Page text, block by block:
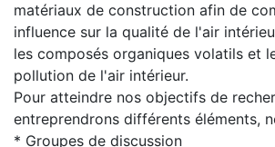
matériaux de construction afin de
influence sur la qualité de l'air
les composés organiques volatils et
pollution de l'air intérieur.
Pour atteindre nos objectifs de
entreprendrons différents éléments,
* Groupes de discussion